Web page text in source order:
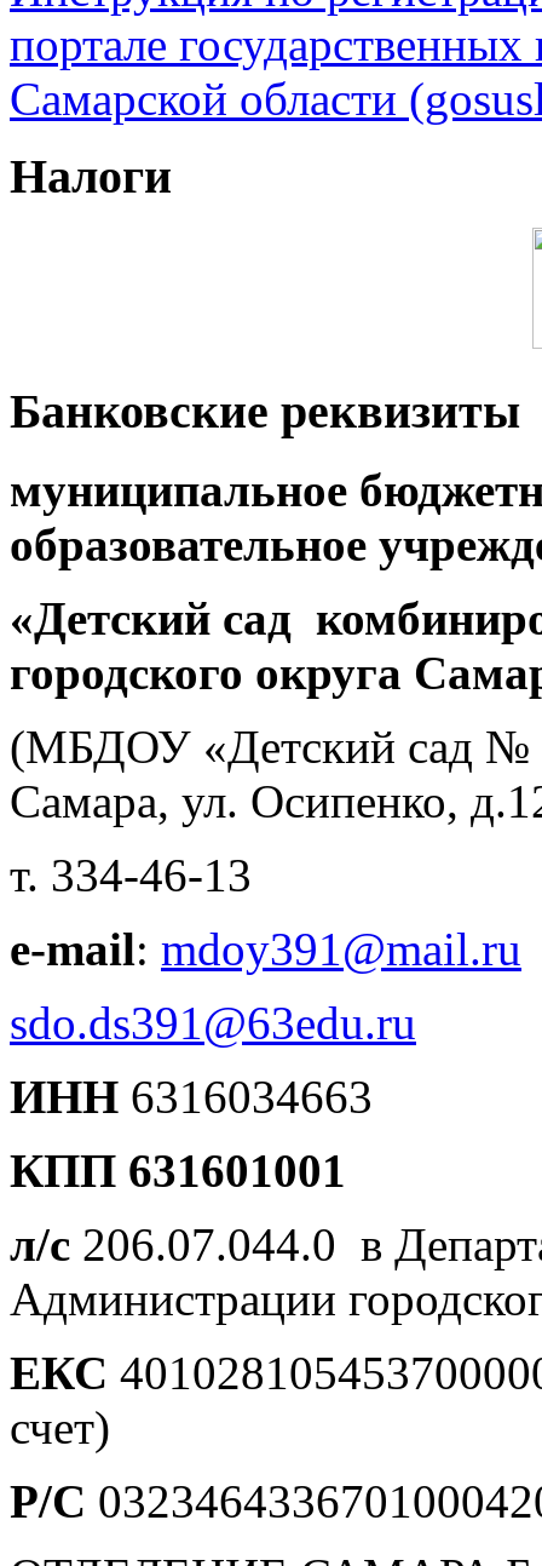
портале
Самарской области
Налоги
Банковские реквизиты
муниципальное
образовательное
«Детский сад
городского округа
(МБДОУ «Детский сад №
Самара, ул. Осипенко,
т. 334-46-13
e-mail: mdoy391@mail.ru
sdo.ds391 @63edu.ru
ИНН 6316034663
КПП 631601001
л/с 206.07.044.0 в
Администрации
ЕКС
счет)
Р/С